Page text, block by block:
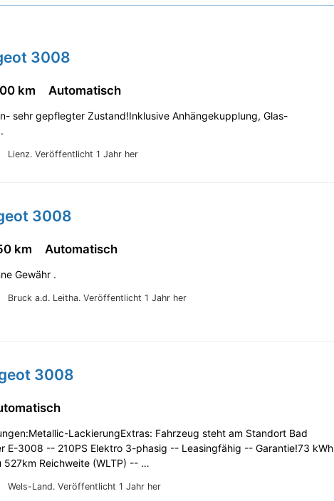
3008
Lienz. Veröffentlicht 1 Jahr her
km Automatisch
sehr gepflegter Zustand!Inklusive Anhängekupplung, Glas-
3008
Bruck a.d. Leitha. Veröffentlicht 1 Jahr her
km Automatisch
Gewähr .
3008
Wels-Land. Veröffentlicht 1 Jahr her
LackierungExtras: Fahrzeug steht am Standort Bad
E-3008 -- 210PS Elektro 3-phasig -- Leasingfähig -- Garantie!73 kWh
527km Reichweite (WLTP) -- …